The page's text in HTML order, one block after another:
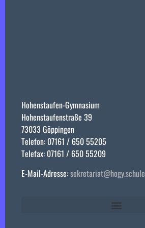
Hohenstaufen-Gymnasium
Hohenstaufenstraße 39
73033 Göppingen
Telefon: 07161 / 650 55205
Telefax: 07161 / 650 55209
E-Mail-Adresse:sekretariat@hogy.schule